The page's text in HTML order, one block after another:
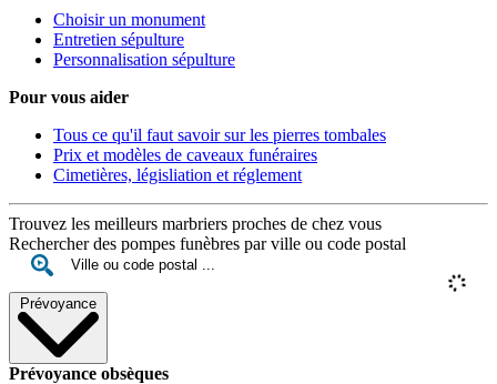
Choisir un monument
Entretien sépulture
Personnalisation sépulture
Pour vous aider
Tous ce qu'il faut savoir sur les pierres tombales
Prix et modèles de caveaux funéraires
Cimetières, législiation et réglement
Trouvez les meilleurs marbriers proches de chez vous
Rechercher des pompes funèbres par ville ou code postal
Prévoyance
Prévoyance obsèques